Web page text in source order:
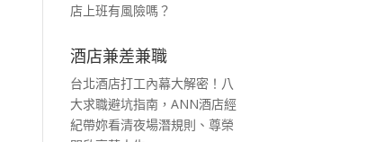
店上班有風險嗎？
酒店兼差兼職
台北酒店打工內幕大解密！八
大求職避坑指南，ANN酒店經
紀帶妳看清夜場潛規則、尊榮